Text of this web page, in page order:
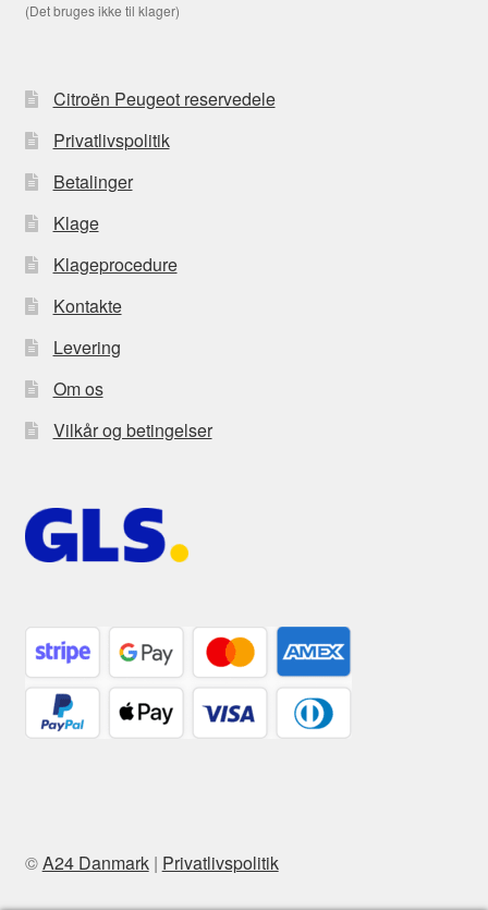
(Det bruges ikke til klager)
Citroën Peugeot reservedele
Privatlivspolitik
Betalinger
Klage
Klageprocedure
Kontakte
Levering
Om os
Vilkår og betingelser
©A24 Danmark| Privatlivspolitik